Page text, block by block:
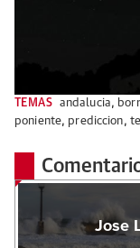
TEMAS andalucia,
poniente, prediccion,
Jose